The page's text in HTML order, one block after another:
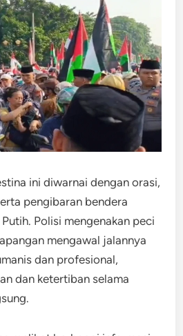
ini diwarnai dengan orasi,
pengibaran bendera
Polisi mengenakan peci
mengawal jalannya
dan profesional,
dan ketertiban selama